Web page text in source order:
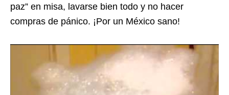
paz” en misa, lavarse bien todo y no hacer
compras de pánico. ¡Por un México sano!